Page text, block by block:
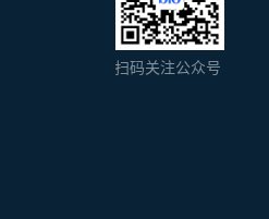
扫码关注公众号